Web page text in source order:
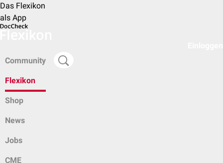
Das Flexikon
als App
Community
Flexikon
Shop
News
Jobs
CME